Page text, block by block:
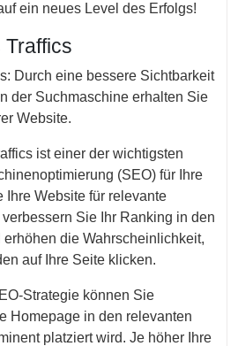
ein neues Level des Erfolgs!
Traffics
Durch eine bessere Sichtbarkeit
der Suchmaschine erhalten Sie
Website.
ist einer der wichtigsten
(SEO) für Ihre
Ihre Website für relevante
Sie Ihr Ranking in den
die Wahrscheinlichkeit,
auf Ihre Seite klicken.
Strategie können Sie
Homepage in den relevanten
platziert wird. Je höher Ihre